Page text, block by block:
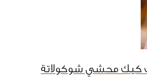
كيك محشي شوكولاتة